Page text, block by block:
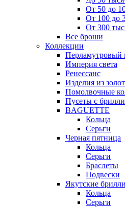
От 50 до
От 100 до
От 300
Все броши
Коллекции
Перламутровый
Империя света
Ренессанс
Изделия из
Помолвочные
Пусеты с
BAGUETTE
Кольца
Серьги
Черная пятница
Кольца
Серьги
Браслеты
Подвески
Якутские
Кольца
Серьги